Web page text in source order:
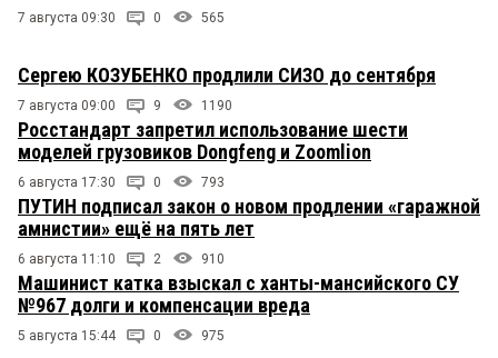
7 августа 09:30 0 565
Сергею КОЗУБЕНКО продлили СИЗО до сентября
7 августа 09:00 9 1190
Росстандарт запретил использование шести
моделей грузовиков Dongfeng и Zoomlion
6 августа 17:30 0 793
ПУТИН подписал закон о новом продлении «гаражной
амнистии» ещё на пять лет
6 августа 11:10 2 910
Машинист катка взыскал с ханты-мансийского СУ
№967 долги и компенсации вреда
5 августа 15:44 0 975